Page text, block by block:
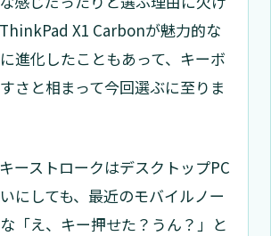
X1 Carbonが魅力的な
進化したこともあって、キーボ
さと相まって今回選ぶに至りま
ーストロークはデスクトップPC
にしても、最近のモバイルノー
「え、キー押せた？うん？」と